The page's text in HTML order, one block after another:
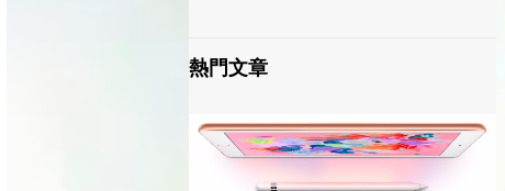
熱門文章